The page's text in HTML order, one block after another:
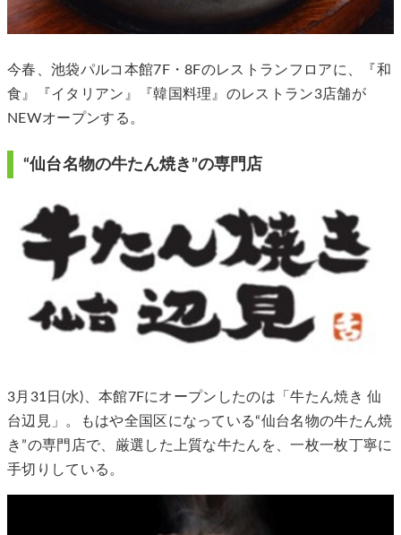
今春、池袋パルコ本館7F・8Fのレストランフロアに、『和
食』『イタリアン』『韓国料理』のレストラン3店舗が
NEWオープンする。
“仙台名物の牛たん焼き”の専門店
3月31日(水)、本館7Fにオープンしたのは「牛たん焼き 仙
台辺見」。もはや全国区になっている“仙台名物の牛たん焼
き”の専門店で、厳選した上質な牛たんを、一枚一枚丁寧に
手切りしている。